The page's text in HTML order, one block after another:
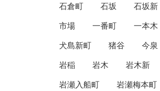
石倉町
石坂 石坂新
市場
一番町 一本木
犬島新町
猪谷 今泉
岩稲
岩木 岩木新
岩瀬入船町
岩瀬梅本町